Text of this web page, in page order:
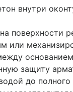
внутри
поверхности
или
защиту
до